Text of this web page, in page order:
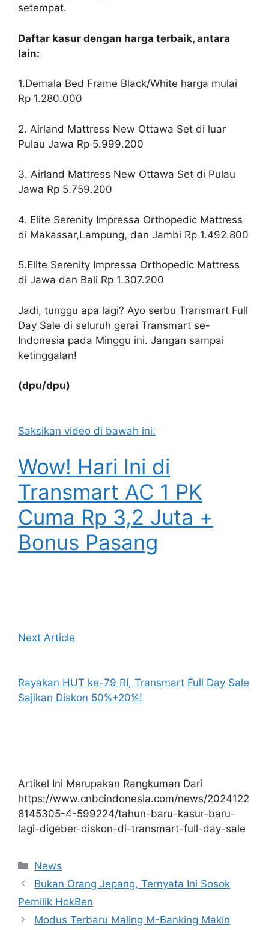
setempat.
Daftar kasur dengan harga terbaik, antara
lain:
1.Demala Bed Frame Black/White harga mulai
Rp 1.280.000
2. Airland Mattress New Ottawa Set di luar
Pulau Jawa Rp 5.999.200
3. Airland Mattress New Ottawa Set di Pulau
Jawa Rp 5.759.200
4. Elite Serenity Impressa Orthopedic Mattress
di Makassar,Lampung, dan Jambi Rp 1.492.800
5.Elite Serenity Impressa Orthopedic Mattress
di Jawa dan Bali Rp 1.307.200
Jadi, tunggu apa lagi? Ayo serbu Transmart Full
Day Sale di seluruh gerai Transmart se-
Indonesia pada Minggu ini. Jangan sampai
ketinggalan!
(dpu/dpu)
Saksikan video di bawah ini:
Wow! Hari Ini di
Transmart AC 1 PK
Cuma Rp 3,2 Juta +
Bonus Pasang
Next Article
Rayakan HUT ke-79 RI, Transmart Full Day Sale
Sajikan Diskon 50%+20%!
Artikel Ini Merupakan Rangkuman Dari
https://www.cnbcindonesia.com/news/2024122
8145305-4-599224/tahun-baru-kasur-baru-
lagi-digeber-diskon-di-transmart-full-day-sale
Kategori
News
Bukan Orang Jepang, Ternyata Ini Sosok
Pemilik HokBen
Modus Terbaru Maling M-Banking Makin